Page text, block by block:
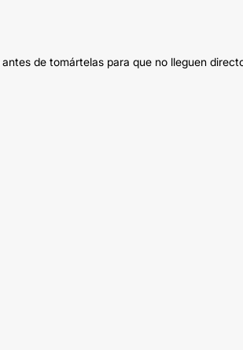
de tomártelas para que no lleguen